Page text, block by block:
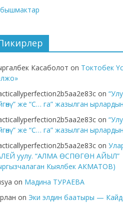
Касаболот on Токтобек
on
же “С… га” жазылган
on
же “С… га” жазылган
on
уулу. “АЛМА ӨСПӨГӨН АЙЫЛ”
Кыялбек АКМАТОВ)
on Мадина ТУРАЕВА
on Эки элдин баатыры —